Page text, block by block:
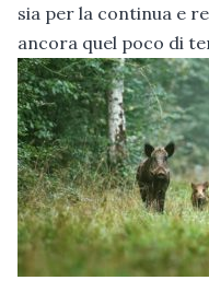
sia per la continua e
ancora quel poco di